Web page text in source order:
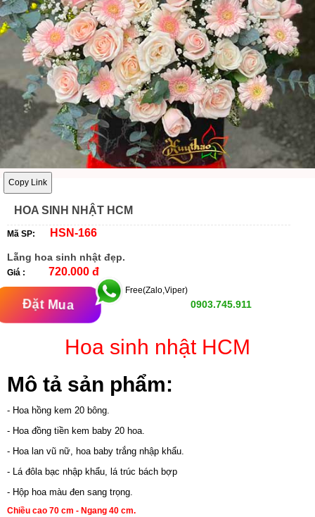
Copy Link
HOA SINH NHẬT HCM
Mã SP: HSN-166
Lẵng hoa sinh nhật đẹp.
Giá : 720.000 đ
Đặt Mua
Free(Zalo,Viper)
0903.745.911
Hoa sinh nhật HCM
Mô tả sản phẩm:
- Hoa hồng kem 20 bông.
- Hoa đồng tiền kem baby 20 hoa.
- Hoa lan vũ nữ, hoa baby trắng nhập khẩu.
- Lá đôla bạc nhập khẩu, lá trúc bách bợp
- Hộp hoa màu đen sang trọng.
Chiều cao 70 cm - Ngang 40 cm.